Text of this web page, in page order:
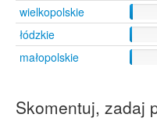
Szczecin
Tarnobrzeg
Bogoria Skotnicka
Kraków
Gniew
Zajeziorze
wielkopolskie
łódzkie
małopolskie
Skomentuj, zadaj